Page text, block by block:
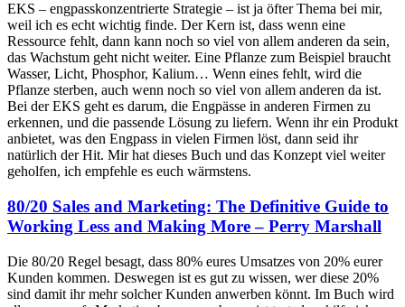
EKS – engpasskonzentrierte Strategie – ist ja öfter Thema bei mir,
weil ich es echt wichtig finde. Der Kern ist, dass wenn eine
Ressource fehlt, dann kann noch so viel von allem anderen da sein,
das Wachstum geht nicht weiter. Eine Pflanze zum Beispiel braucht
Wasser, Licht, Phosphor, Kalium… Wenn eines fehlt, wird die
Pflanze sterben, auch wenn noch so viel von allem anderen da ist.
Bei der EKS geht es darum, die Engpässe in anderen Firmen zu
erkennen, und die passende Lösung zu liefern. Wenn ihr ein Produkt
anbietet, was den Engpass in vielen Firmen löst, dann seid ihr
natürlich der Hit. Mir hat dieses Buch und das Konzept viel weiter
geholfen, ich empfehle es euch wärmstens.
80/20 Sales and Marketing: The Definitive Guide to
Working Less and Making More – Perry Marshall
Die 80/20 Regel besagt, dass 80% eures Umsatzes von 20% eurer
Kunden kommen. Deswegen ist es gut zu wissen, wer diese 20%
sind damit ihr mehr solcher Kunden anwerben könnt. Im Buch wird